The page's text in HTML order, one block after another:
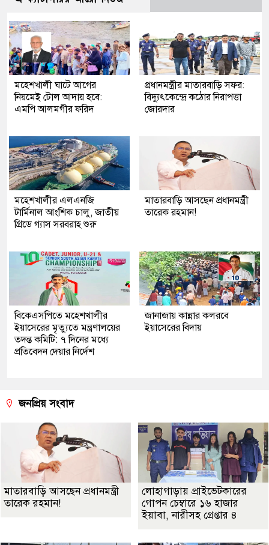
মহেশখালী ঘাটে আগের
নিয়মেই টোল আদায় হবে:
এমপি আলমগীর ফরিদ
প্রধানমন্ত্রীর মাতারবাড়ি সফর:
বিদ্যুৎকেন্দ্রে কঠোর নিরাপত্তা
জোরদার
মহেশখালীর এলএনজি
টার্মিনাল আংশিক চালু, জাতীয়
গ্রিডে গ্যাস সরবরাহ শুরু
মাতারবাড়ি আসছেন প্রধানমন্ত্রী
তারেক রহমান!
বিকেএসপিতে মহেশখালীর
ইয়াসেরের মৃত্যুতে মন্ত্রণালয়ের
তদন্ত কমিটি: ৭ দিনের মধ্যে
প্রতিবেদন দেয়ার নির্দেশ
জানাজায় কান্নার কলরবে
ইয়াসেরের বিদায়
জনপ্রিয় সংবাদ
মাতারবাড়ি আসছেন প্রধানমন্ত্রী
তারেক রহমান!
লোহাগাড়ায় প্রাইভেটকারের
গোপন চেম্বারে ১৬ হাজার
ইয়াবা, নারীসহ গ্রেপ্তার ৪